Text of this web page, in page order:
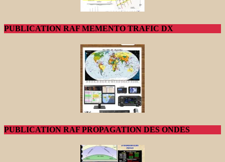
PUBLICATION RAF MEMENTO TRAFIC DX
PUBLICATION RAF PROPAGATION DES ONDES